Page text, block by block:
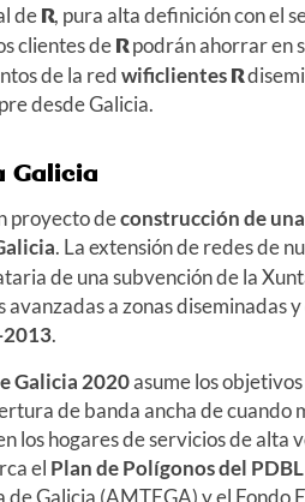
deR, pura alta definición con el
clientes deRpodrán ahorrar en
de la redwificlientesR
desde Galicia.
Galicia
proyecto deconstrucción de
. La extensión de redes de
de una subvención de la
a zonas diseminadas
2013.
Galicia 2020asume los
de banda ancha de cuando
los hogares de servicios de alta
el Plan de Polígonos del
Galicia (AMTEGA) y el